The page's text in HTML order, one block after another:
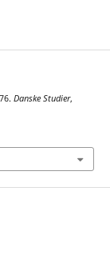
Danske Studier,